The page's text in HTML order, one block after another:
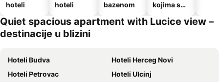
hoteli
hoteli
bazenom
kojima su
kućni
Quiet spacious apartment with Lucice view –
destinacije u blizini
Hoteli Budva
Hoteli Herceg Novi
Hoteli Petrovac
Hoteli Ulcinj